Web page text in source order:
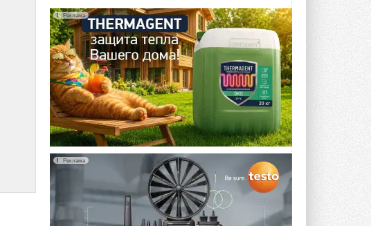
Реклама
Реклама